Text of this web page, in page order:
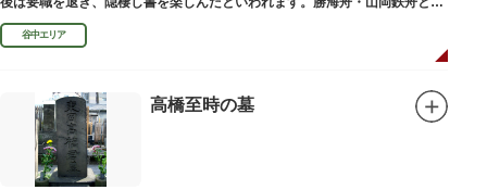
に幕末の三舟といわれています。
谷中エリア
高橋至時の墓